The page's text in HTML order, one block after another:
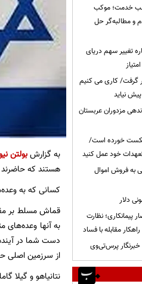
به گزارشبولتن
هستند که
کسانی که به
قماش مسلط بر
به آنها
دست شما در
از سرزمین اصلی
نتانیاهو و گیلا
خدمت؛ موکب
و مطالبه‌گر حل
تغییر سهم دریای
گرفت/ کاری می کنیم
نیاید
مزدوران عربستان
شکست خورده است/
تعهدات خود عمل کنید
به فروش اموال
دلار
پیمانکاری؛ نظارت
مقابله با فساد
خبرنگار پرس‌تی‌وی